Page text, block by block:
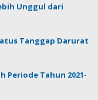
Unggul dari
Tanggap Darurat
Periode Tahun 2021-